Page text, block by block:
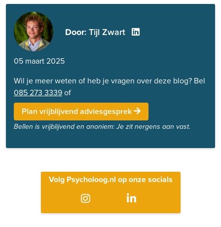
Door: Tijl Zwart
05 maart 2025
Wil je meer weten of heb je vragen over deze blog? Bel
085 273 3339of
Plan vrijblijvend adviesgesprek
Bellen is vrijblijvend en anoniem: Je zit nergens aan vast.
Volg Psycholoog.nl op onze socials